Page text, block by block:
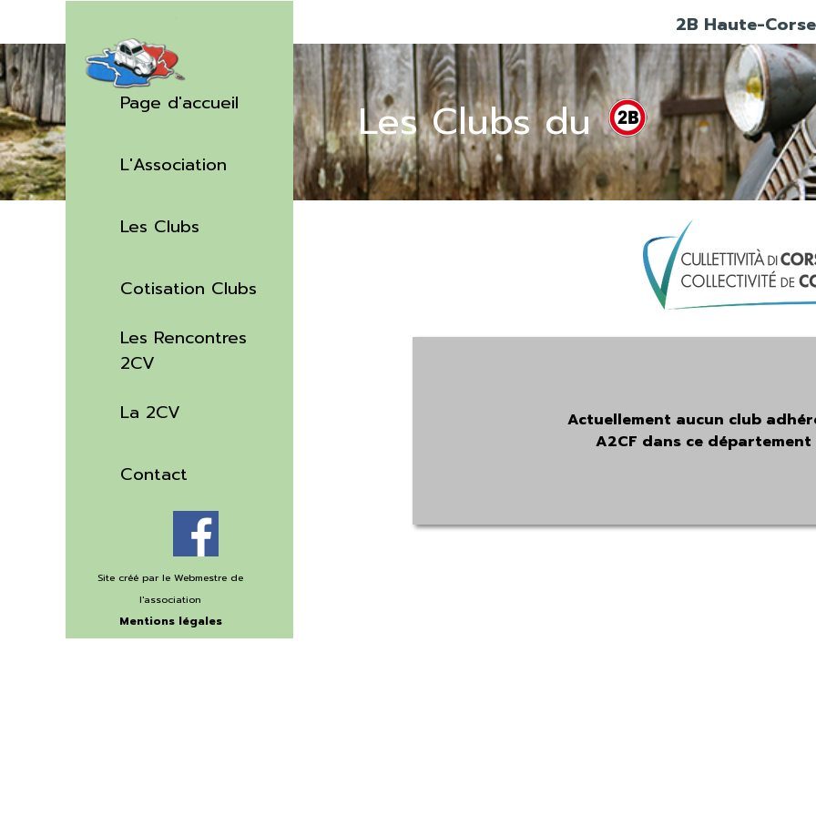
Page d'accueil
L'Association
Les Clubs
Cotisation Clubs
Les Rencontres
2CV
La 2CV
Contact
Site créé par le Webmestre de
l'association
Mentions légales
©Copyright 2020
2B Haute-Corse
Les Clubs du
Actuellement aucun club
A2CF dans ce département